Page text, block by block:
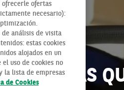
LAS
ofertas
necesario):
de análisis de visita
estas cookies
alojados en un
uso de cookies no
la lista de empresas
de Cookies